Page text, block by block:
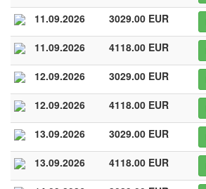
11.09.2026 3029.00 EUR
11.09.2026 4118.00 EUR
12.09.2026 3029.00 EUR
12.09.2026 4118.00 EUR
13.09.2026 3029.00 EUR
13.09.2026 4118.00 EUR